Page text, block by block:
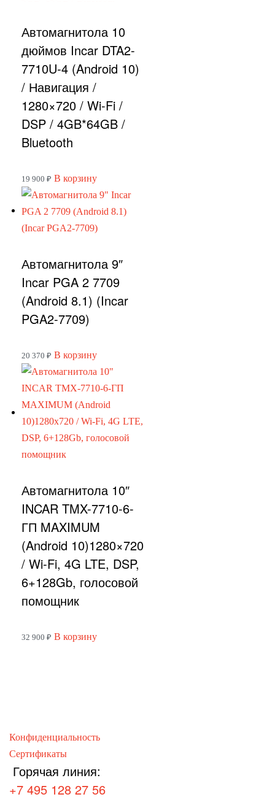
Автомагнитола 10
дюймов Incar DTA2-
7710U-4 (Android 10)
/ Навигация /
1280×720 / Wi-Fi /
DSP / 4GB*64GB /
Bluetooth
19 900 ₽ В корзину
Автомагнитола 9″
Incar PGA 2 7709
(Android 8.1) (Incar
PGA2-7709)
20 370 ₽ В корзину
Автомагнитола 10″
INCAR TMX-7710-6-
ГП MAXIMUM
(Android 10)1280×720
/ Wi-Fi, 4G LTE, DSP,
6+128Gb, голосовой
помощник
32 900 ₽ В корзину
Конфиденциальность
Сертификаты
Горячая линия:
+7 495 128 27 56